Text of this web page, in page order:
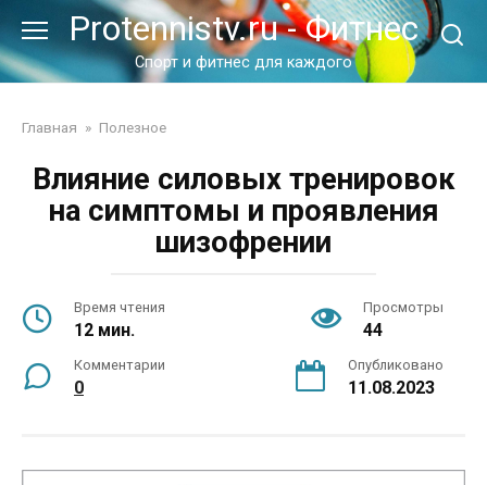
контенту
Protennistv.ru - Фитнес
Спорт и фитнес для каждого
Главная » Полезное
Влияние силовых тренировок
на симптомы и проявления
шизофрении
Время чтения
12 мин.
Просмотры
44
Комментарии
0
Опубликовано
11.08.2023